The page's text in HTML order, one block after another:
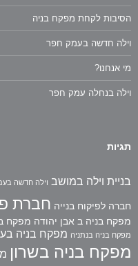
הסיבות לקחת מפקח בניה
וילה חדשה בעמק חפר
מי אנחנו?
וילה בנחלה עמק חפר
תגיות
בניית וילה במושב וילה חדשה
חברה לפיקוח בנייה חברת
מפקח בניה ב אבן יהודה מפקח
מפקח בניה בנתניה מפקח בניה
מפקח בניה בשרון